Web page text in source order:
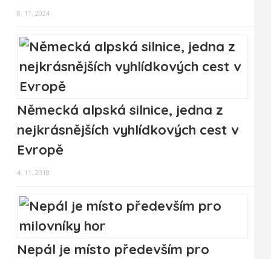
8. 11. 2024
Německá alpská silnice, jedna z
nejkrásnějších vyhlídkových cest v
Evropě
4. 11. 2018
Nepál je místo především pro